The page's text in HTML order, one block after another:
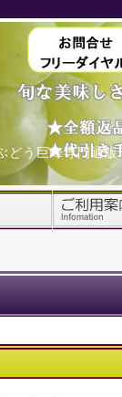
どう巨峰専門通販